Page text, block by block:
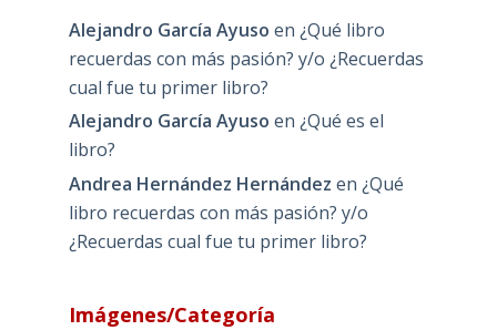
Alejandro García Ayuso en ¿Qué libro
recuerdas con más pasión? y/o ¿Recuerdas
cual fue tu primer libro?
Alejandro García Ayuso en ¿Qué es el
libro?
Andrea Hernández Hernández en ¿Qué
libro recuerdas con más pasión? y/o
¿Recuerdas cual fue tu primer libro?
Imágenes/Categoría